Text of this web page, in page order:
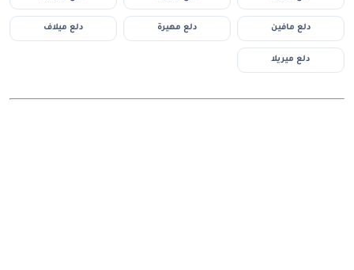
دلع مافين دلع مهيرة دلع ميلاف
دلع ميريلا